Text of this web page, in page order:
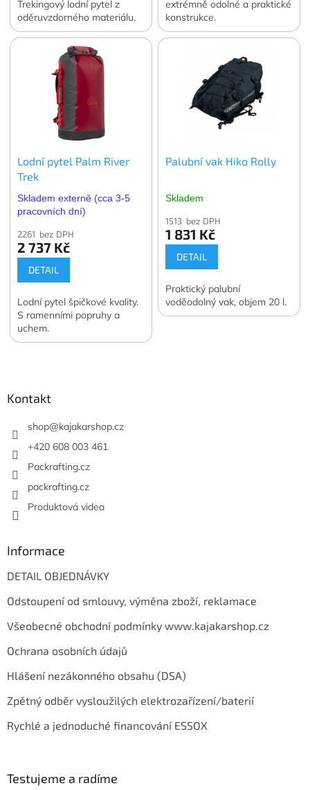
Trekingový lodní pytel z
oděruvzdorného materiálu.
extrémně odolné a praktické
konstrukce.
Lodní pytel Palm River
Trek
Skladem externě (cca 3-5
pracovních dní)
2261 bez DPH
2 737 Kč
DETAIL
Lodní pytel špičkové kvality.
S ramenními popruhy a
uchem.
Palubní vak Hiko Rolly
Skladem
1513 bez DPH
1 831 Kč
DETAIL
Praktický palubní
voděodolný vak, objem 20 l.
Kontakt
shop@kajakarshop.cz
+420 608 003 461
Packrafting.cz
packrafting.cz
Produktová videa
Informace
DETAIL OBJEDNÁVKY
Odstoupení od smlouvy, výměna zboží, reklamace
Všeobecné obchodní podmínky www.kajakarshop.cz
Ochrana osobních údajů
Hlášení nezákonného obsahu (DSA)
Zpětný odběr vysloužilých elektrozařízení/baterií
Rychlé a jednoduché financování ESSOX
Testujeme a radíme